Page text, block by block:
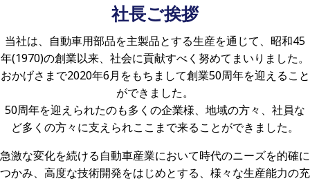
社長ご挨拶
当社は、自動車用部品を主製品とする生産を通じて、昭和45
年(1970)の創業以来、社会に貢献すべく努めてまいりました。
おかげさまで2020年6月をもちまして創業50周年を迎えること
ができました。
50周年を迎えられたのも多くの企業様、地域の方々、社員な
ど多くの方々に支えられここまで来ることができました。
急激な変化を続ける自動車産業において時代のニーズを的確に
つかみ、高度な技術開発をはじめとする、様々な生産能力の充